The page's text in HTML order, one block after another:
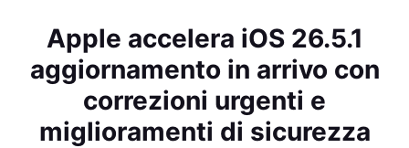
Apple accelera iOS 26.5.1
aggiornamento in arrivo con
correzioni urgenti e
miglioramenti di sicurezza